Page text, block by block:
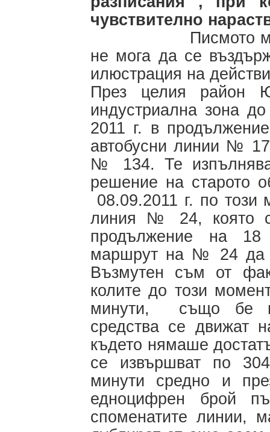
чувствително
Писмото ми до
не мога да се
илюстрация на
През целия
индустриална зона
2011 г. в
автобусни линии №
№ 134. Те
решение на старото
08.09.2011 г. по този
линия № 24, която
продължение на
маршрут на № 24 да
Възмутен съм от
колите до този
минути, също бе
средства се движат
където нямаше
се извършват по
минути средно и
едноцифрен брой
споменатите линии,